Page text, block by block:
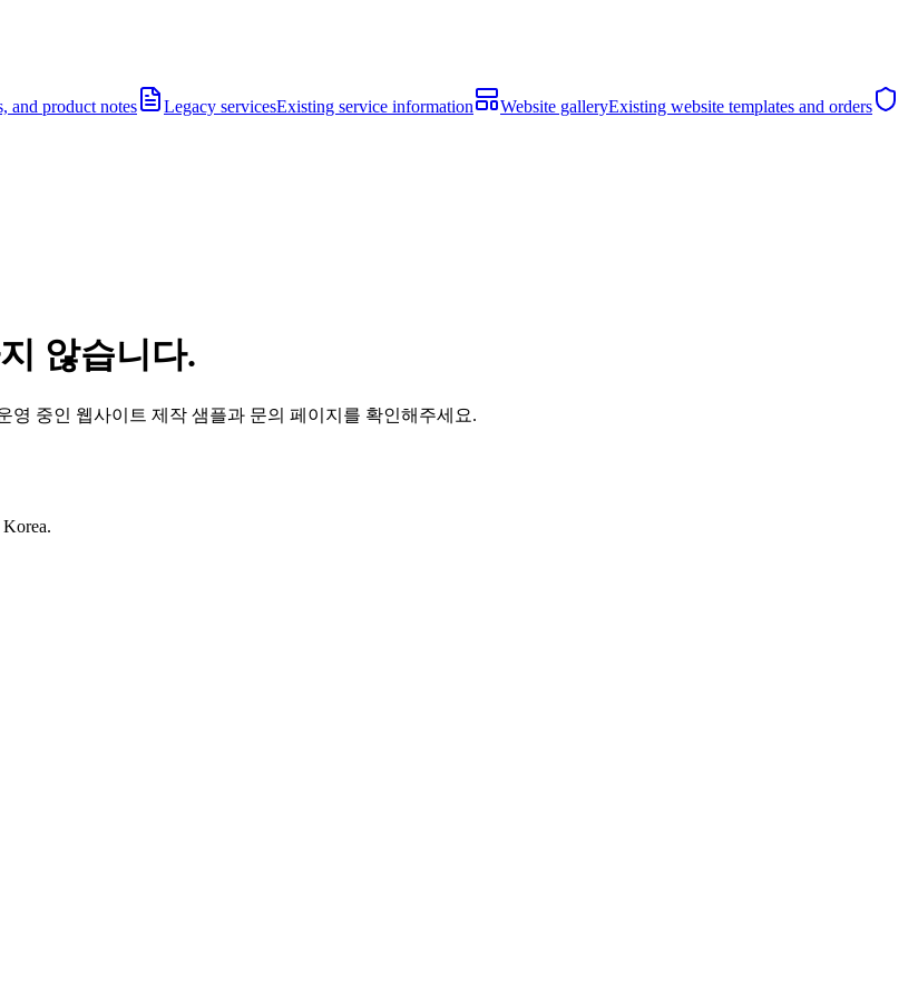
and product notes Legacy servicesExisting service information Website galleryExisting website templates and orders
않습니다.
중인 웹사이트 제작 샘플과 문의 페이지를 확인해주세요.